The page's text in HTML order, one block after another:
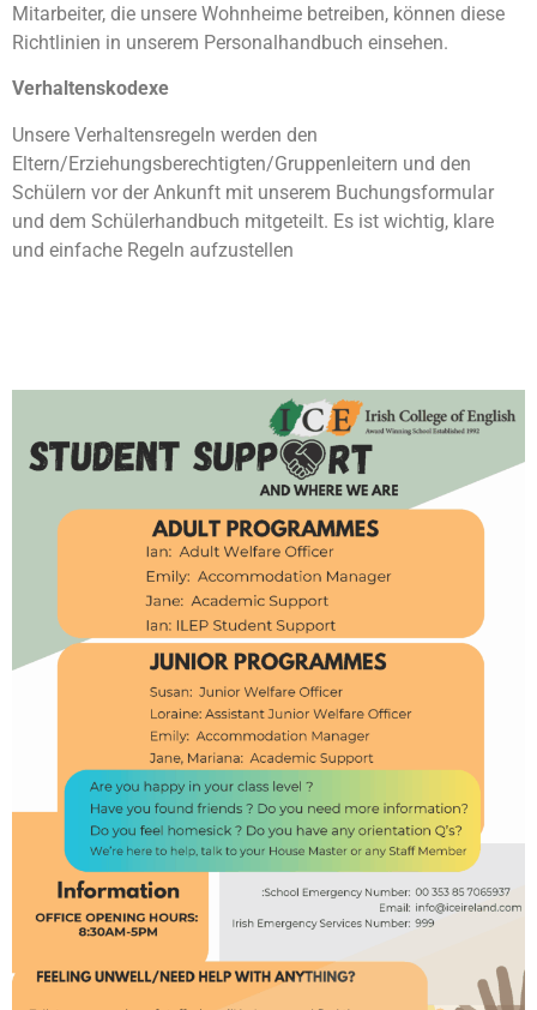
Mitarbeiter, die unsere Wohnheime betreiben, können diese
Richtlinien in unserem Personalhandbuch einsehen.
Verhaltenskodexe
Unsere Verhaltensregeln werden den
Eltern/Erziehungsberechtigten/Gruppenleitern und den
Schülern vor der Ankunft mit unserem Buchungsformular
und dem Schülerhandbuch mitgeteilt. Es ist wichtig, klare
und einfache Regeln aufzustellen